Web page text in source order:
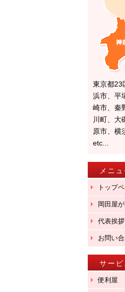
東京都23
浜市、平
崎市、秦
川町、大
原市、横
etc...
メニュ
トップ
岡田屋
代表挨
お問い
サービ
便利屋